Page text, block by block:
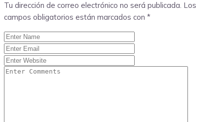
Tu dirección de correo electrónico no será publicada. Los
campos obligatorios están marcados con *